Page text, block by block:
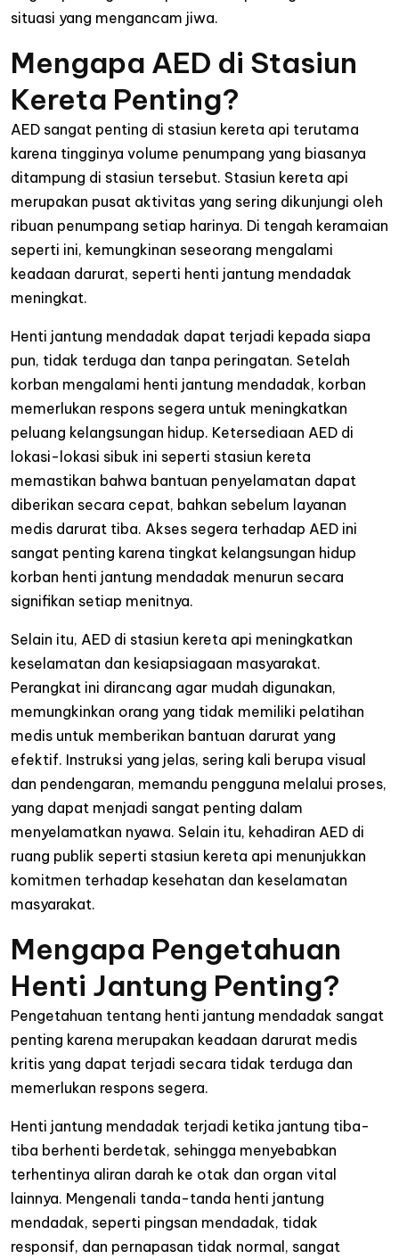
situasi yang mengancam jiwa.
Mengapa AED di Stasiun
Kereta Penting?
AED sangat penting di stasiun kereta api terutama
karena tingginya volume penumpang yang biasanya
ditampung di stasiun tersebut. Stasiun kereta api
merupakan pusat aktivitas yang sering dikunjungi oleh
ribuan penumpang setiap harinya. Di tengah keramaian
seperti ini, kemungkinan seseorang mengalami
keadaan darurat, seperti henti jantung mendadak
meningkat.
Henti jantung mendadak dapat terjadi kepada siapa
pun, tidak terduga dan tanpa peringatan. Setelah
korban mengalami henti jantung mendadak, korban
memerlukan respons segera untuk meningkatkan
peluang kelangsungan hidup. Ketersediaan AED di
lokasi-lokasi sibuk ini seperti stasiun kereta
memastikan bahwa bantuan penyelamatan dapat
diberikan secara cepat, bahkan sebelum layanan
medis darurat tiba. Akses segera terhadap AED ini
sangat penting karena tingkat kelangsungan hidup
korban henti jantung mendadak menurun secara
signifikan setiap menitnya.
Selain itu, AED di stasiun kereta api meningkatkan
keselamatan dan kesiapsiagaan masyarakat.
Perangkat ini dirancang agar mudah digunakan,
memungkinkan orang yang tidak memiliki pelatihan
medis untuk memberikan bantuan darurat yang
efektif. Instruksi yang jelas, sering kali berupa visual
dan pendengaran, memandu pengguna melalui proses,
yang dapat menjadi sangat penting dalam
menyelamatkan nyawa. Selain itu, kehadiran AED di
ruang publik seperti stasiun kereta api menunjukkan
komitmen terhadap kesehatan dan keselamatan
masyarakat.
Mengapa Pengetahuan
Henti Jantung Penting?
Pengetahuan tentang henti jantung mendadak sangat
penting karena merupakan keadaan darurat medis
kritis yang dapat terjadi secara tidak terduga dan
memerlukan respons segera.
Henti jantung mendadak terjadi ketika jantung tiba-
tiba berhenti berdetak, sehingga menyebabkan
terhentinya aliran darah ke otak dan organ vital
lainnya. Mengenali tanda-tanda henti jantung
mendadak, seperti pingsan mendadak, tidak
responsif, dan pernapasan tidak normal, sangat